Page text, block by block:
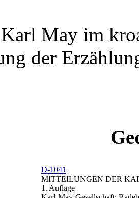
Karl May im
der
D-1041
MITTEILUNGEN DER
1. Auflage